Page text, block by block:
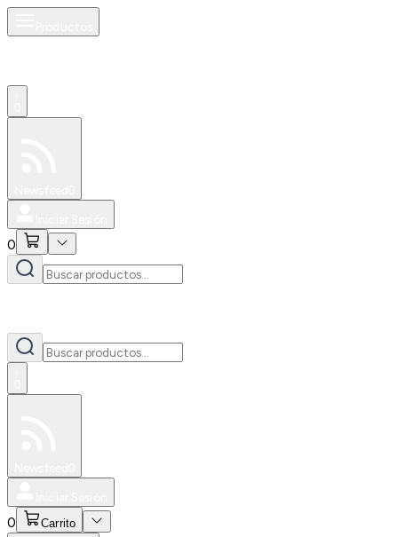
0
0 Carrito